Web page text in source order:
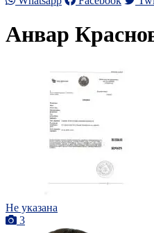
Анвар
Не указана
3